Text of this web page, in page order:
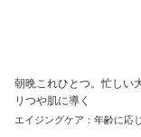
朝晩これひとつ。忙しい
リつや肌に導く
エイジングケア：年齢に応